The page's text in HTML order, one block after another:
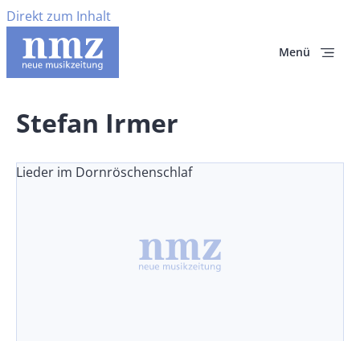
Direkt zum Inhalt
Menü
Stefan Irmer
Lieder im Dornröschenschlaf